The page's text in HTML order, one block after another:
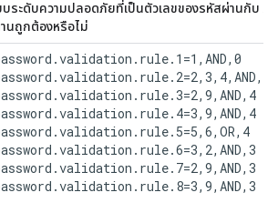
ยบระดับความปลอดภัยที่เป็นตัวเลขของรหัสผ่าน
นถูกต้องหรือไม่